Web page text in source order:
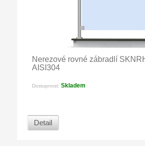
Nerezové rovné zábradlí
AISI304
Dostupnost: Skladem
Detail